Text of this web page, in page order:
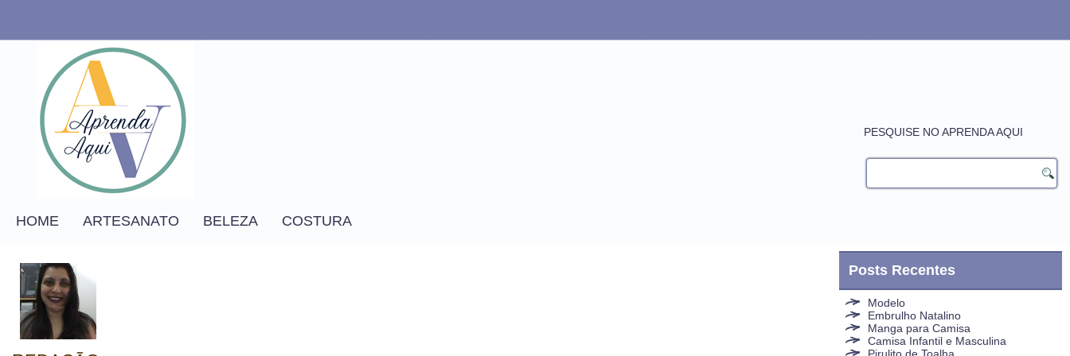
PESQUISE NO APRENDA AQUI
HOME ARTESANATO BELEZA COSTURA
Posts Recentes
Modelo
Embrulho Natalino
Manga para Camisa
Camisa Infantil e Masculina